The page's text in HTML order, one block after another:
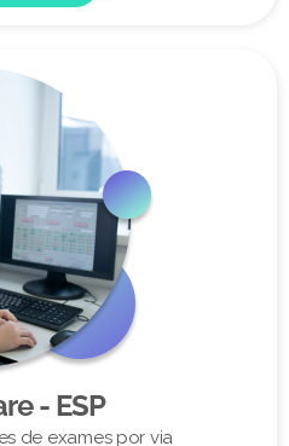
- ESP
de exames por via